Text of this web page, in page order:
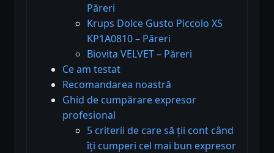
Păreri
Krups Dolce Gusto Piccolo XS
KP1A0810 – Păreri
Biovita VELVET – Păreri
Ce am testat
Recomandarea noastră
Ghid de cumpărare expresor
profesional
5 criterii de care să ții cont când
îți cumperi cel mai bun expresor